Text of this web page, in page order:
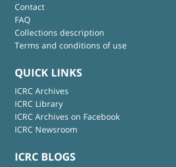
Contact
FAQ
Collections description
Terms and conditions of use
QUICK LINKS
ICRC Archives
ICRC Library
ICRC Archives on Facebook
ICRC Newsroom
ICRC BLOGS